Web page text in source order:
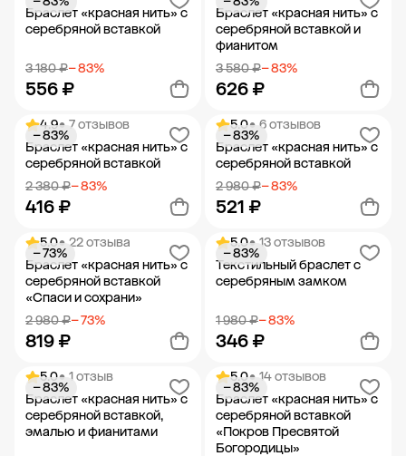
Добавить в корзину Добавить в корзину
Браслет «красная нить» с
серебряной вставкой
3 180 ₽− 83%
556 ₽
Добавить в корзину
Браслет «красная нить» с
серебряной вставкой и
фианитом
3 580 ₽− 83%
626 ₽
Добавить в корзину
4.9• 7 отзывов
Браслет «красная нить» с
серебряной вставкой
2 380 ₽− 83%
416 ₽
− 83%
Добавить в корзину
5.0• 6 отзывов
Браслет «красная нить» с
серебряной вставкой
2 980 ₽− 83%
521 ₽
− 83%
Добавить в корзину
5.0• 22 отзыва
Браслет «красная нить» с
серебряной вставкой
«Спаси и сохрани»
2 980 ₽− 73%
819 ₽
− 73%
Добавить в корзину
5.0• 13 отзывов
Текстильный браслет с
серебряным замком
1 980 ₽− 83%
346 ₽
− 83%
Добавить в корзину
5.0• 1 отзыв
Браслет «красная нить» с
серебряной вставкой,
эмалью и фианитами
− 83%
5.0• 14 отзывов
Браслет «красная нить» с
серебряной вставкой
«Покров Пресвятой
Богородицы»
− 83%